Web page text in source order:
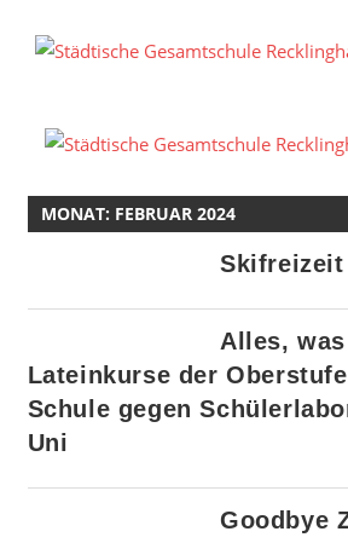
Inhalt
MONAT: FEBRUAR 2024
Skifreizeit
Alles,
Lateinkurse der
Schule gegen
Uni
Goodbye